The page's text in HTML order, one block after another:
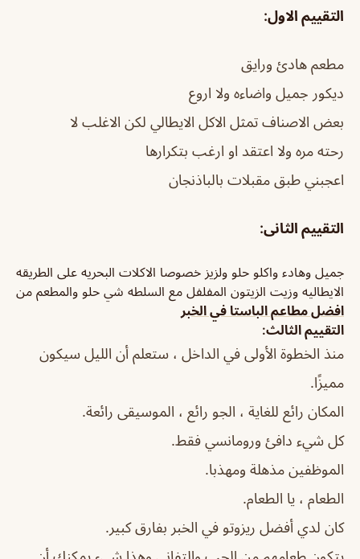
التقييم الاول:
مطعم هادئ ورايق
ديكور جميل واضاءه ولا اروع
بعض الاصناف تمثل الاكل الايطالي لكن الاغلب لا
رحته مره ولا اعتقد او ارغب بتكرارها
اعجبني طبق مقبلات بالباذنجان
التقييم الثانى:
جميل وهادء واكلو حلو ولزيز خصوصا الاكلات البحريه على الطريقه
الايطاليه وزيت الزيتون المفلفل مع السلطه شي حلو والمطعم من
افضل مطاعم الباستا في الخبر
التقييم الثالث:
منذ الخطوة الأولى في الداخل ، ستعلم أن الليل سيكون
مميزًا.
المكان رائع للغاية ، الجو رائع ، الموسيقى رائعة.
كل شيء دافئ ورومانسي فقط.
الموظفين مذهلة ومهذبا.
الطعام ، يا الطعام.
كان لدي أفضل ريزوتو في الخبر بفارق كبير.